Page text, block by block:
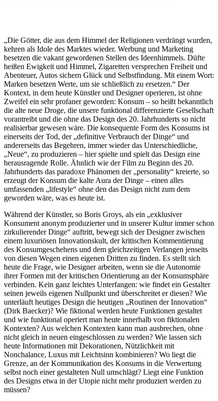
„Die Götter, die aus dem Himmel der Religionen verdrängt wurden,
kehren als Idole des Marktes wieder. Werbung und Marketing
besetzen die vakant gewordenen Stellen des Ideenhimmels. Düfte
heißen Ewigkeit und Himmel, Zigaretten versprechen Freiheit und
Abenteuer, Autos sichern Glück und Selbstfindung. Mit einem Wort:
Marken besetzen Werte, um sie schließlich zu ersetzen.“ Der
Kontext, in dem heute Künstler und Designer operieren, ist ohne
Zweifel ein sehr profaner geworden: Konsum – so heißt bekanntlich
die alte neue Droge, die unsere funktional differenzierte Gesellschaft
vorantreibt und die ohne das Design des 20. Jahrhunderts so nicht
realisierbar gewesen wäre. Die konsequente Form des Konsums ist
einerseits der Tod, der „definitive Verbrauch der Dinge“ und
andererseits das Begehren, immer wieder das Unterschiedliche,
„Neue“, zu produzieren – hier spielte und spielt das Design eine
herausragende Rolle. Ähnlich wie der Film zu Beginn des 20.
Jahrhunderts das paradoxe Phänomen der „personality“ kreierte, so
erzeugt der Konsum die kalte Aura der Dinge – einen alles
umfassenden „lifestyle“ ohne den das Design nicht zum dem
geworden wäre, was es heute ist.
Während der Künstler, so Boris Groys, als ein „exklusiver
Konsument anonym produzierter und in unserer Kultur immer schon
zirkulierender Dinge“ auftritt, bewegt sich der Designer zwischen
einem luxuriösen Innovationskult, der kritischen Kommentierung
des Konsumgeschehens und dem gleichzeitigen Verlangen jenseits
von diesen Wegen einen eigenen Dritten zu finden. Es stellt sich
heute die Frage, wie Designer arbeiten, wenn sie die Autonomie
ihrer Formen mit der kritischen Orientierung an der Konsumsphäre
verbinden. Kein ganz leichtes Unterfangen: wie findet ein Gestalter
seinen jeweils eigenen Nullpunkt und überschreitet er diesen? Wie
unterläuft heutiges Design die heutigen „Routinen der Innovation“
(Dirk Baecker)? Wie fiktional werden heute Funktionen gestaltet
und wie funktional operiert man heute innerhalb von fiktionalen
Kontexten? Aus welchen Kontexten kann man ausbrechen, ohne
nicht gleich in neuen eingeschlossen zu werden? Wie lassen sich
heute Informationen mit Dekorationen, Nützlichkeit mit
Nonchalance, Luxus mit Leichtsinn kombinieren? Wo liegt die
Grenze, an der Kommunikation des Konsums in die Verwertung
selbst noch einer gestalteten Null umschlägt? Liegt eine Funktion
des Designs etwa in der Utopie nicht mehr produziert werden zu
müssen?